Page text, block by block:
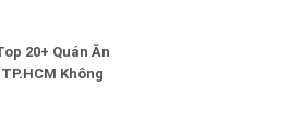
20+ Quán Ăn
Không